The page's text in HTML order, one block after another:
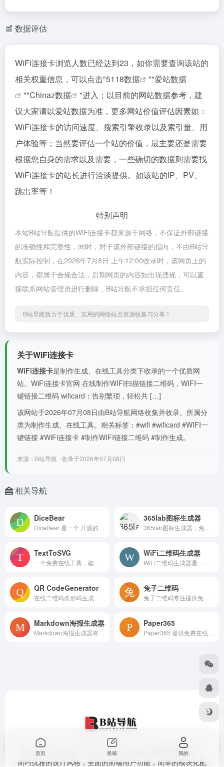
数据评估
WiFi连接卡浏览人数已经达到23，如你需要查询该站的
相关权重信息，可以点击"5118数据 ""爱站数据
""Chinaz数据
"进入；以目前的网站数据参考，建
议大家请以爱站数据为准，更多网站价值评估因素如：
WiFi连接卡的访问速度、搜索引擎收录以及索引量、用
户体验等；当然要评估一个站的价值，最主要还是需要
根据您自身的需求以及需要，一些确切的数据则需要找
WiFi连接卡的站长进行洽谈提供。如该站的IP、PV、
跳出率等！
特别声明
本站B站导航提供的WiFi连接卡都来源于网络，不保证外部链接
的准确性和完整性，同时，对于该外部链接的指向，不由B站导
航实际控制，在2026年7月8日 上午12:00收录时，该网页上的
内容，都属于合规合法，后期网页的内容如出现违规，可以直
接联系网站管理员进行删除，B站导航不承担任何责任。
B站导航致力于优质、实用的网络站点资源收集与分享！
关于WiFi连接卡
WiFi连接卡是制作生成、在线工具分类下收录的一个优质网
站。WiFi连接卡官网 在线制作WIFI扫描链接二维码，WIFI一
键链接二维码 wificard：告别繁琐，轻松共 […]
该网站于2026年07月08日由B站导航网络收集并收录。所属分
类为制作生成、在线工具。相关标签：#wifi #wificard #WIFI一
键链接 #WiFi连接卡 #制作WIFI链接二维码 #制作生成。
来源：B站导航 · 收录于2026年07月08日
相关导航
DiceBear 365lab图标生成器
TextToSVG WiFi二维码生成器
QR CodeGenerator 兔子二维码
Markdown海报生成器 Paper365
B站导航 ，集网址、资源、资讯于一体的 综合网址导航站，
简约优雅的设计风格，全面的前端用户功能，简单的模块化配
首页 投稿 我的